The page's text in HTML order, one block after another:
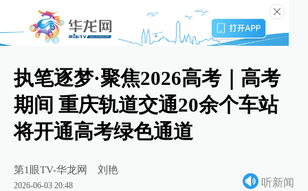
执笔逐梦·聚焦2026高考｜高考
期间 重庆轨道交通20余个车站
将开通高考绿色通道
第1眼TV-华龙网 刘艳
2026-06-03 20:48 听新闻